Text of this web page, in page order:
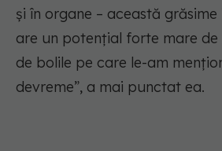
și în organe – această
are un potențial forte mare
de bolile pe care le-am
devreme”, a mai punctat ea.